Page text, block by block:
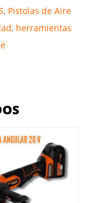
, Pistolas de Aire
, herramientas